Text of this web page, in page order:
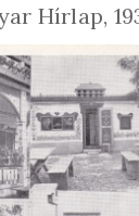
Hírlap,